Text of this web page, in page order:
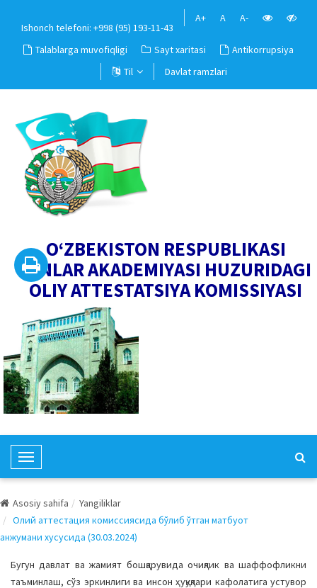
Ishonch telefoni: +998 (95) 193-11-43
A+ A A-
Talablarga muvofiqligi Sayt xaritasi
Antikorrupsiya
Til
Davlat ramzlari
O‘ZBEKISTON RESPUBLIKASI
FANLAR AKADEMIYASI HUZURIDAGI
OLIY ATTESTATSIYA KOMISSIYASI
T
o
g
l
e
N
a
Asosiy sahifa
Yangiliklar
Олий аттестация комиссиясида бўлиб ўтган матбуот
анжумани хусусида (30.03.2024)
Бугун давлат ва жамият бошқарувида очиқлик ва шаффофликни
таъминлаш, сўз эркинлиги ва инсон ҳуқуқлари кафолатига устувор